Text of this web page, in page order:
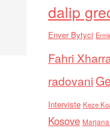
dalip
Enver Bytyci
Fahri
radovani
Interviste Keze
Kosove